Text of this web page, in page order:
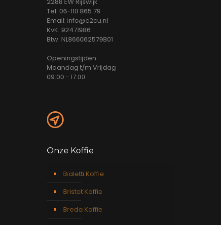
Tel: 06-110 865 79
Email: info@c2cu.nl
KvK: 92471986
Btw: NL866062579B01
Openingstijden
Maandag t/m Vrijdag
09:00 - 17:00
Onze Koffie
Bialetti Koffie
Bristot Koffie
Breda Koffie